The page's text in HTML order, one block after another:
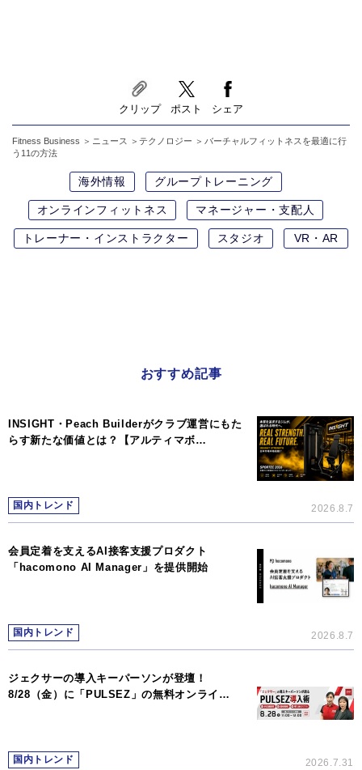
クリップ ポスト シェア
Fitness Business ニュース テクノロジー
バーチャルフィットネスを最適に行
う11の方法
海外情報 グループトレーニング
オンラインフィットネス マネージャー・支配人
トレーナー・インストラクター スタジオ VR・AR
おすすめ記事
INSIGHT・Peach Builderがクラブ運営にもた
らす新たな価値とは？【アルティマボ…
国内トレンド 2026.8.7
会員定着を支えるAI接客支援プロダクト
「hacomono AI Manager」を提供開始
国内トレンド 2026.8.7
ジェクサーの導入キーパーソンが登壇！
8/28（金）に「PULSEZ」の無料オンライ…
国内トレンド 2026.7.31